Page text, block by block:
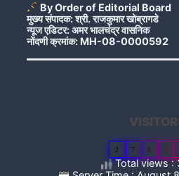
By Order of Editorial Board
मुख्य संपादक: श्री. राजकुमार खोब्रागडे
न्यूज एडिटर: अमर भालचंद्र वासनिक
नोंदणी क्रमांक: MH-08-0000592
2 7 8 5
Total views :